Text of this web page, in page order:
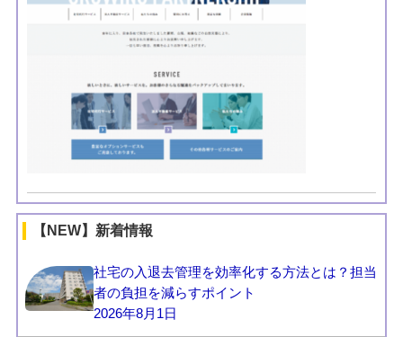
【NEW】新着情報
社宅の入退去管理を効率化する方法とは？担当
者の負担を減らすポイント
2026年8月1日